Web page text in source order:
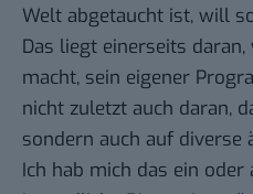
Welt abgetaucht ist, will
Das liegt einerseits
macht, sein eigener
nicht zuletzt auch daran,
sondern auch auf diverse
Ich hab mich das ein oder